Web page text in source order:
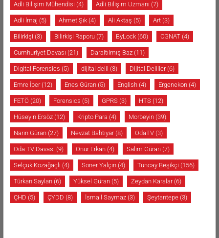
Adli Bilişim Mühendisi (4) Adli Bilişim Uzmanı (7)
Adli İmaj (5) Ahmet Şık(4) Ali Aktaş (5) Art(3)
Bilirkişi (3) Bilirkişi Raporu(7) ByLock(60) CGNAT(4)
Cumhuriyet Davası (21) Daraltılmış Baz(11)
Digital Forensics (5) dijital delil (3) Dijital Deliller(6)
Emre İper(12) Enes Güran(5) English(4) Ergenekon(4)
FETÖ (20) Forensics (5) GPRS(3) HTS(12)
Hüseyin Ersöz(12) Kripto Para (4) Morbeyin(39)
Narin Güran(27) Nevzat Bahtiyar(8) OdaTV(3)
Oda TV Davası (9) Onur Erkan(4) Salim Güran(7)
Selçuk Kozağaçlı (4) Soner Yalçın(4) Tuncay Beşikçi (156)
Türkan Saylan(6) Yüksel Güran(5) Zeydan Karalar(6)
ÇHD (5) ÇYDD (8) İsmail Saymaz(3) Şeytantepe(3)